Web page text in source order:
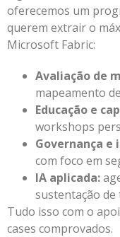
oferecemos um
querem extrair o
Microsoft Fabric:
Avaliação de
mapeamento
Educação e
workshops
Governança e
com foco em
IA aplicada:
sustentação
Tudo isso com o
cases comprovados.